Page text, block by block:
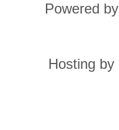
Powered by
Hosting by